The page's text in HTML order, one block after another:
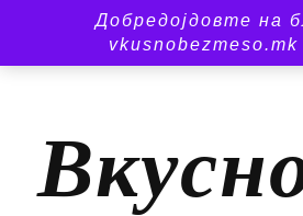
Добредојдовте на
vkusnobezmeso.mk